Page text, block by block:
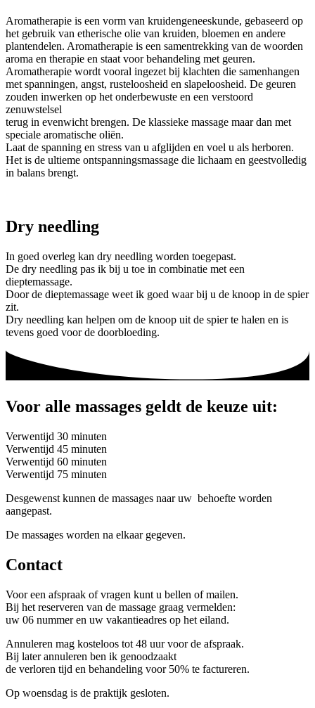
Aromatherapie is een vorm van kruidengeneeskunde, gebaseerd op
het gebruik van etherische olie van kruiden, bloemen en andere
plantendelen. Aromatherapie is een samentrekking van de woorden
aroma en therapie en staat voor behandeling met geuren.
Aromatherapie wordt vooral ingezet bij klachten die samenhangen
met spanningen, angst, rusteloosheid en slapeloosheid. De geuren
zouden inwerken op het onderbewuste en een verstoord
zenuwstelsel
terug in evenwicht brengen. De klassieke massage maar dan met
speciale aromatische oliën.
Laat de spanning en stress van u afglijden en voel u als herboren.
Het is de ultieme ontspanningsmassage die lichaam en geestvolledig
in balans brengt.
Dry needling
In goed overleg kan dry needling worden toegepast.
De dry needling pas ik bij u toe in combinatie met een
dieptemassage.
Door de dieptemassage weet ik goed waar bij u de knoop in de spier
zit.
Dry needling kan helpen om de knoop uit de spier te halen en is
tevens goed voor de doorbloeding.
Voor alle massages geldt de keuze uit:
Verwentijd 30 minuten
Verwentijd 45 minuten
Verwentijd 60 minuten
Verwentijd 75 minuten
Desgewenst kunnen de massages naar uw behoefte worden
aangepast.
De massages worden na elkaar gegeven.
Contact
Voor een afspraak of vragen kunt u bellen of mailen.
Bij het reserveren van de massage graag vermelden:
uw 06 nummer en uw vakantieadres op het eiland.
Annuleren mag kosteloos tot 48 uur voor de afspraak.
Bij later annuleren ben ik genoodzaakt
de verloren tijd en behandeling voor 50% te factureren.
Op woensdag is de praktijk gesloten.